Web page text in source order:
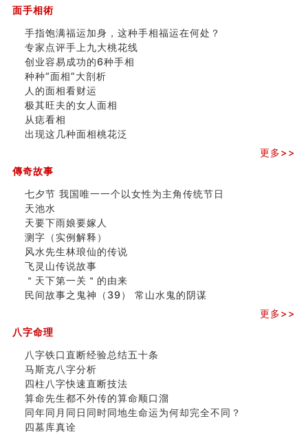
测字（实例解释）
玄空本义(七)
刘燮鈞讲人相 手纹与命运(二)
商铺如何摆放物品催财招财
极其旺夫的女人面相
家居常見風水形煞及化解方法 (二)
居家風水懶人包！房子煞氣怎麼看？風水禁忌有哪些？有
這樣風水的房子別�
南半球的八字如何推排
额相与命运
从痣看相
姓名陰陽配置的凶吉
六爻測住宅風水 (四)
玄空本义 (五)
财务办公室风水布局
精选1500个五行属木的字
玄空本义 (四)
八字算命：女命八字里日坐伤官克夫？
订婚就是定结婚日子吗
清朝慈禧太后命造 (名人八字淺析七）
玄空本义 (三)
飞灵山传说故事
命理解说：想请问什么时候能够遇到姻缘结婚？
商舖選址的風水講究 (下)
吉凶神跳上大运时的断法【四柱技巧】
家居常見風水形煞及化解方法 (一)
面手相術
手指饱满福运加身，这种手相福运在何处？
专家点评手上九大桃花线
创业容易成功的6种手相
种种“面相”大剖析
人的面相看财运
极其旺夫的女人面相
从痣看相
出现这几种面相桃花泛
更多>>
傳奇故事
七夕节 我国唯一一个以女性为主角传统节日
天池水
天要下雨娘要嫁人
测字（实例解释）
风水先生林琅仙的传说
飞灵山传说故事
＂天下第一关＂的由来
民间故事之鬼神（39） 常山水鬼的阴谋
更多>>
八字命理
八字铁口直断经验总结五十条
马斯克八字分析
四柱八字快速直断技法
算命先生都不外传的算命顺口溜
同年同月同日同时同地生命运为何却完全不同？
四墓库真诠